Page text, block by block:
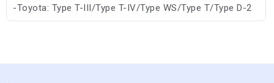
-Toyota: Type T-III/Type T-IV/Type WS/Type T/Type D-2
-Subaru: K 0140 Y 0700